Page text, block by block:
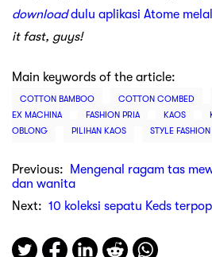
downloaddulu aplikasi Atome
it fast, guys!
Main keywords of the article:
COTTON BAMBOO COTTON COMBED
EX MACHINA
FASHION PRIA KAOS
OBLONG
PILIHAN KAOS STYLE
Previous:
Mengenal ragam tas
dan wanita
Next: 10 koleksi sepatu Keds